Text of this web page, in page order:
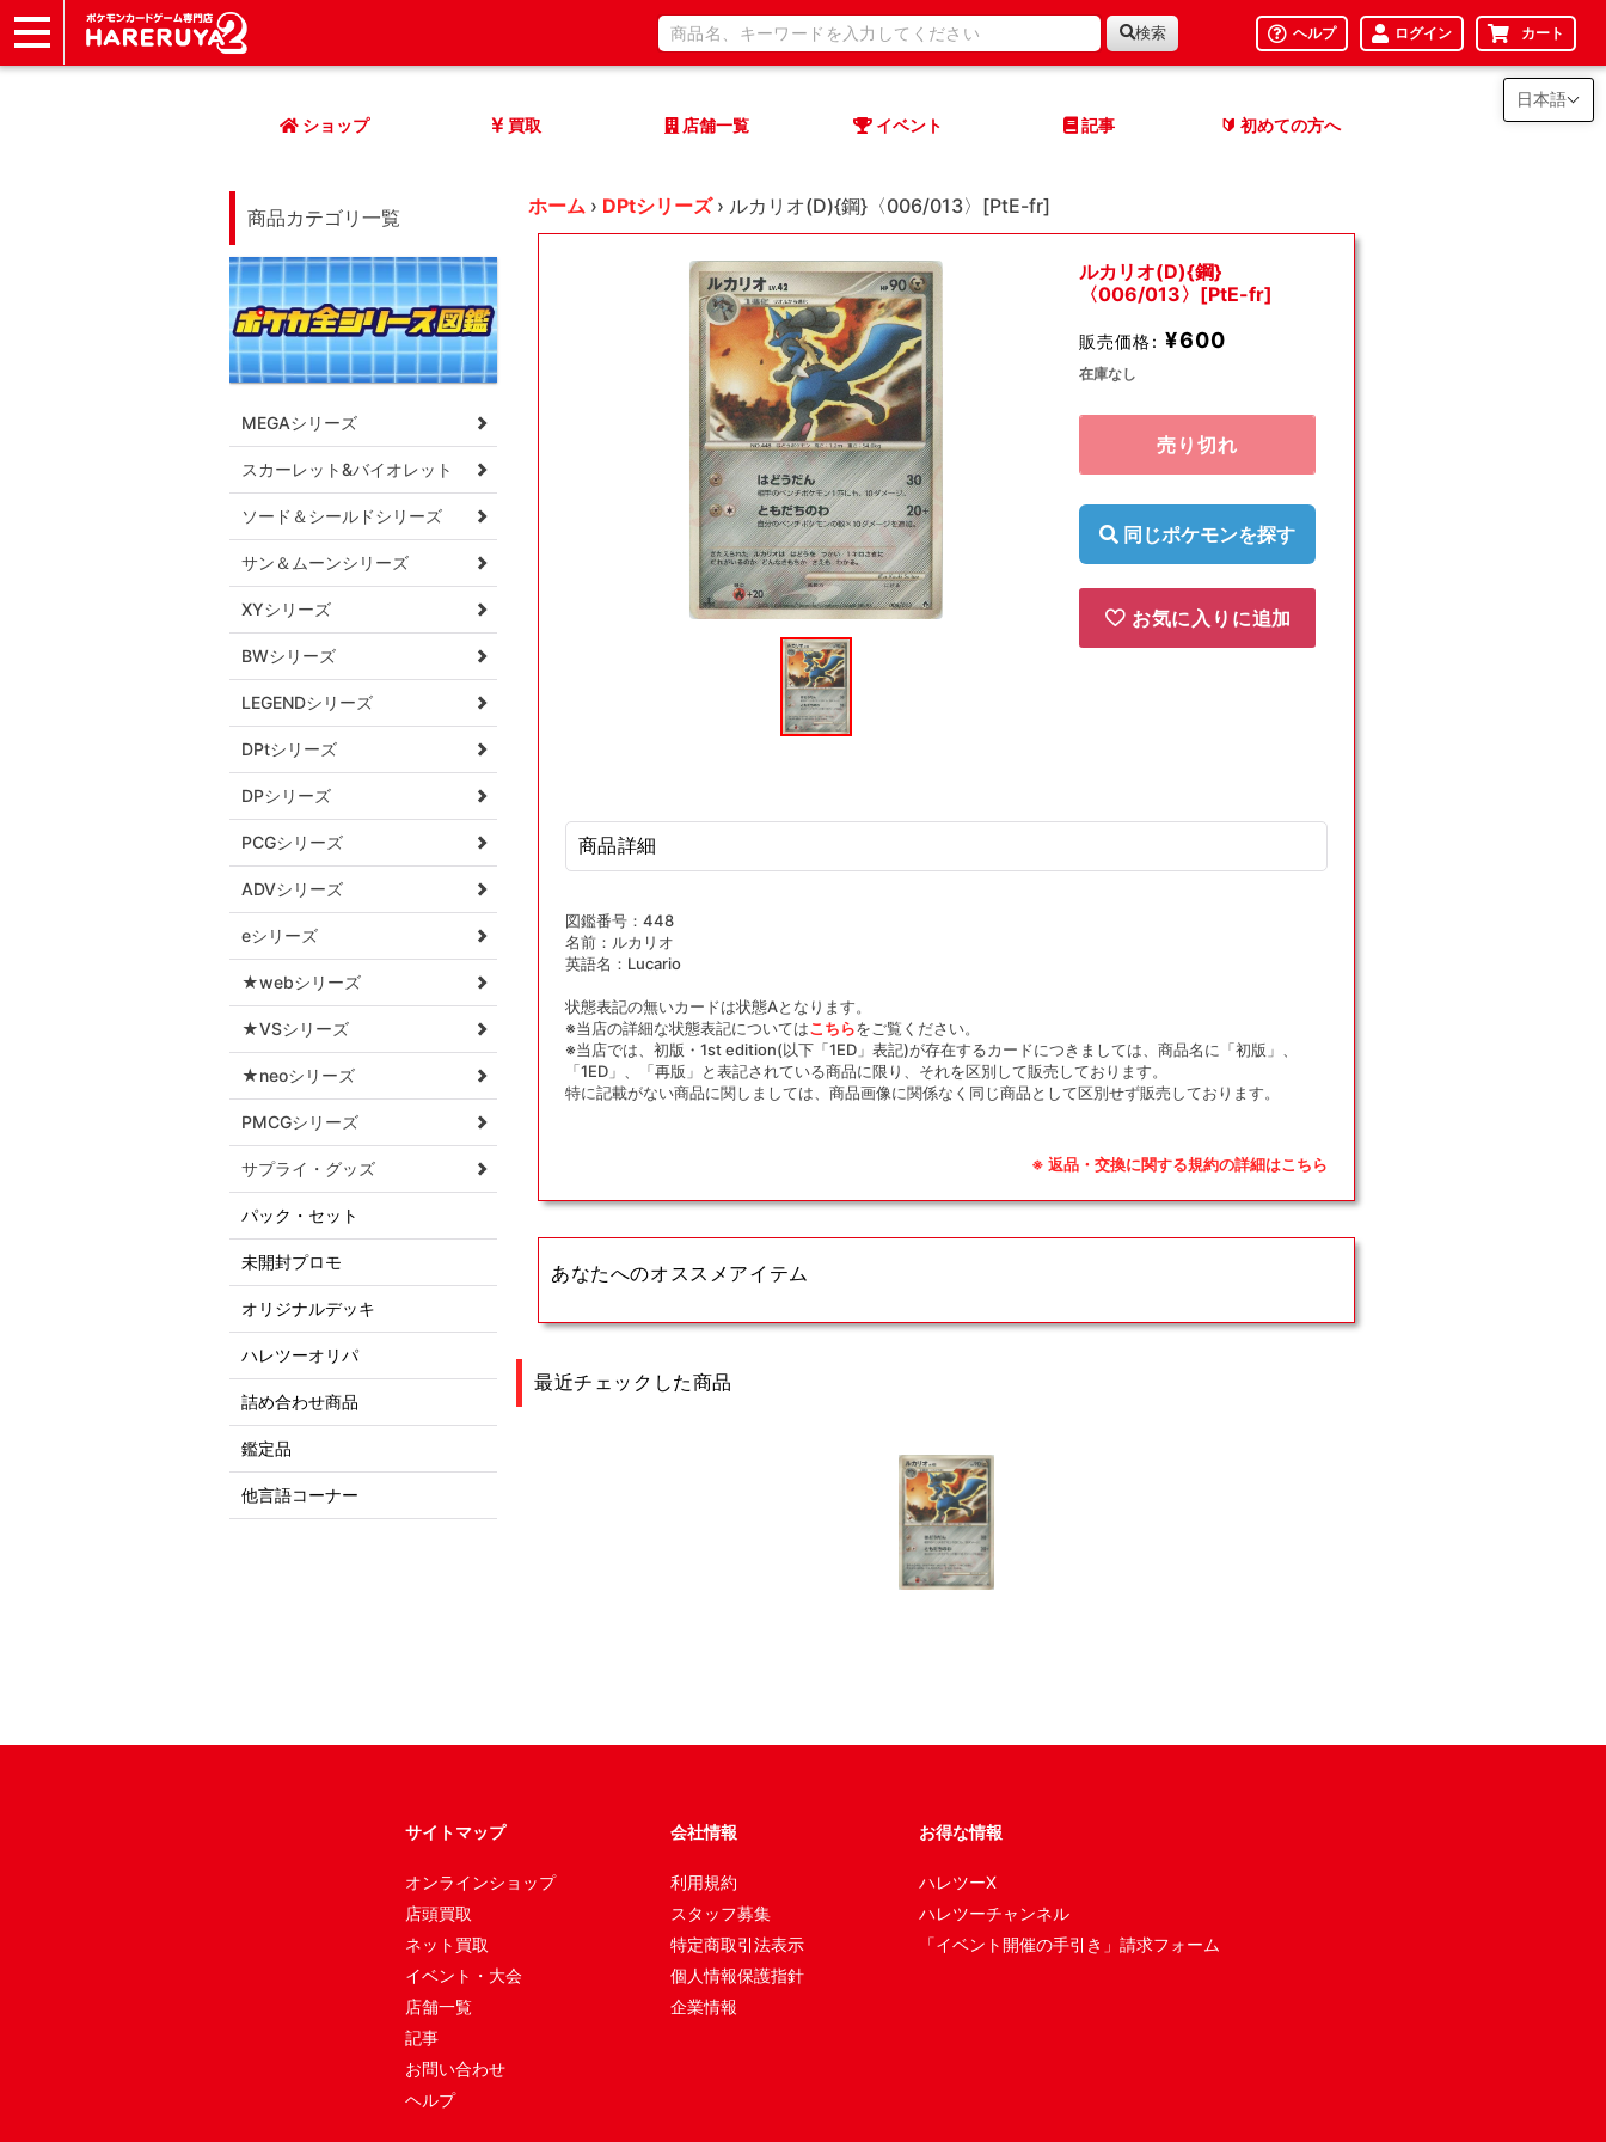
検索 ヘルプ ログイン カート
ショップ 買取 店舗一覧 イベント 記事 🔰 初めての方へ
商品カテゴリ一覧
MEGAシリーズ
スカーレット&バイオレット
ソード＆シールドシリーズ
サン＆ムーンシリーズ
XYシリーズ
BWシリーズ
LEGENDシリーズ
DPtシリーズ
DPシリーズ
PCGシリーズ
ADVシリーズ
eシリーズ
★webシリーズ
★VSシリーズ
★neoシリーズ
PMCGシリーズ
サプライ・グッズ
パック・セット
未開封プロモ
オリジナルデッキ
ハレツーオリパ
詰め合わせ商品
鑑定品
他言語コーナー
ホーム › DPtシリーズ › ルカリオ(D){鋼}〈006/013〉[PtE-fr]
(1)
を
ルカリオ(D){鋼}
〈006/013〉[PtE-fr]
販売価格: ¥600
在庫なし
売り切れ
同じポケモンを探す
お気に入りに追加
商品詳細
図鑑番号：448
名前：ルカリオ
英語名：Lucario
状態表記の無いカードは状態Aとなります。
※当店の詳細な状態表記についてはこちらをご覧ください。
※当店では、初版・1st edition(以下「1ED」表記)が存在するカードにつきましては、商品名に「初版」、
「1ED」、「再版」と表記されている商品に限り、それを区別して販売しております。
特に記載がない商品に関しましては、商品画像に関係なく同じ商品として区別せず販売しております。
※ 返品・交換に関する規約の詳細はこちら
あなたへのオススメアイテム
最近チェックした商品
サイトマップ
オンラインショップ
店頭買取
ネット買取
イベント・大会
店舗一覧
記事
お問い合わせ
ヘルプ
会社情報
利用規約
スタッフ募集
特定商取引法表示
個人情報保護指針
企業情報
お得な情報
ハレツーX
ハレツーチャンネル
「イベント開催の手引き」請求フォーム
日本語